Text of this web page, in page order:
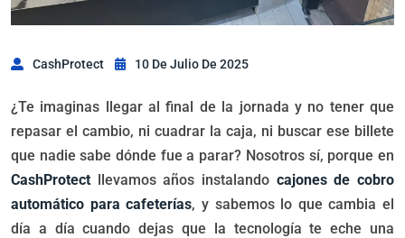
CashProtect 10 De Julio De 2025
¿Te imaginas llegar al final de la jornada y no tener que
repasar el cambio, ni cuadrar la caja, ni buscar ese billete
que nadie sabe dónde fue a parar? Nosotros sí, porque en
CashProtect llevamos años instalando cajones de cobro
automático para cafeterías, y sabemos lo que cambia el
día a día cuando dejas que la tecnología te eche una